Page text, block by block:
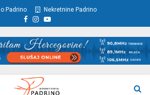
Padrino Nekretnine Padrino
Facebook
Instagram
Youtube